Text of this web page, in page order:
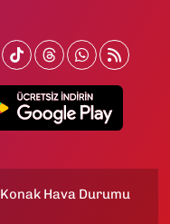
Konak Hava Durumu